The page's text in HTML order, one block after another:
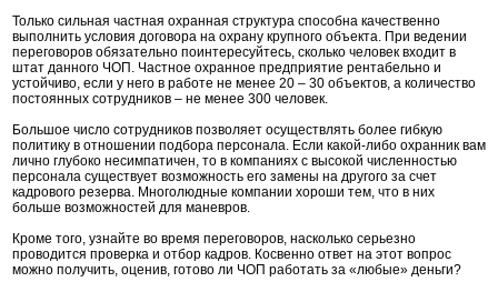
Только сильная частная охранная структура способна качественно
выполнить условия договора на охрану крупного объекта. При ведении
переговоров обязательно поинтересуйтесь, сколько человек входит в
штат данного ЧОП. Частное охранное предприятие рентабельно и
устойчиво, если у него в работе не менее 20 – 30 объектов, а количество
постоянных сотрудников – не менее 300 человек.
Большое число сотрудников позволяет осуществлять более гибкую
политику в отношении подбора персонала. Если какой-либо охранник вам
лично глубоко несимпатичен, то в компаниях с высокой численностью
персонала существует возможность его замены на другого за счет
кадрового резерва. Многолюдные компании хороши тем, что в них
больше возможностей для маневров.
Кроме того, узнайте во время переговоров, насколько серьезно
проводится проверка и отбор кадров. Косвенно ответ на этот вопрос
можно получить, оценив, готово ли ЧОП работать за «любые» деньги?